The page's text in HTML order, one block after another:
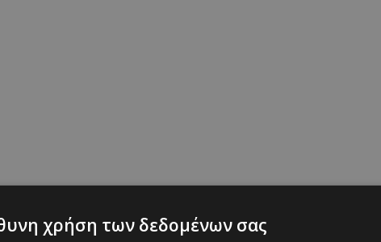
τον Λοσάδα στον πάγκο μετρά μέχρι στιγμής το απόλυτο
Freedom24 Krasava ΕΝΥ και Πάφου FC.
χρήση των δεδομένων σας